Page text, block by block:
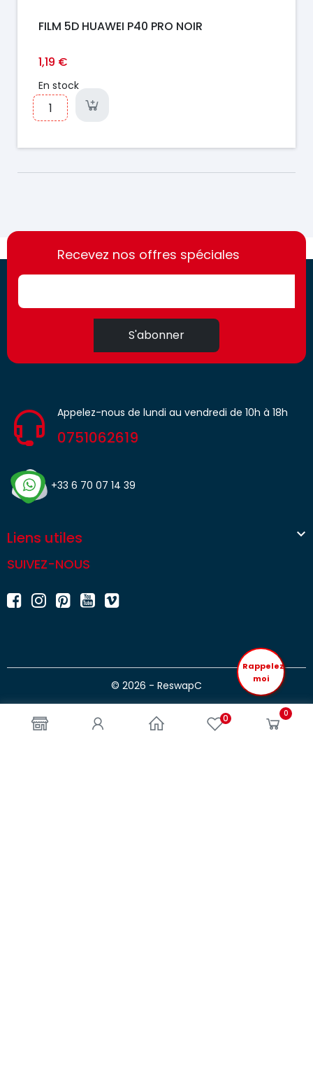
0 0
FILM 5D HUAWEI P40 PRO NOIR
1,19 €
En stock
https://france-
access.fr
https://france-
access.fr
Recevez nos offres spéciales
S'abonner
Appelez-nous de lundi au vendredi de 10h à 18h
0751062619
+33 6 70 07 14 39
Liens utiles 
SUIVEZ-NOUS
© 2026 - ReswapC
Rappelez
moi